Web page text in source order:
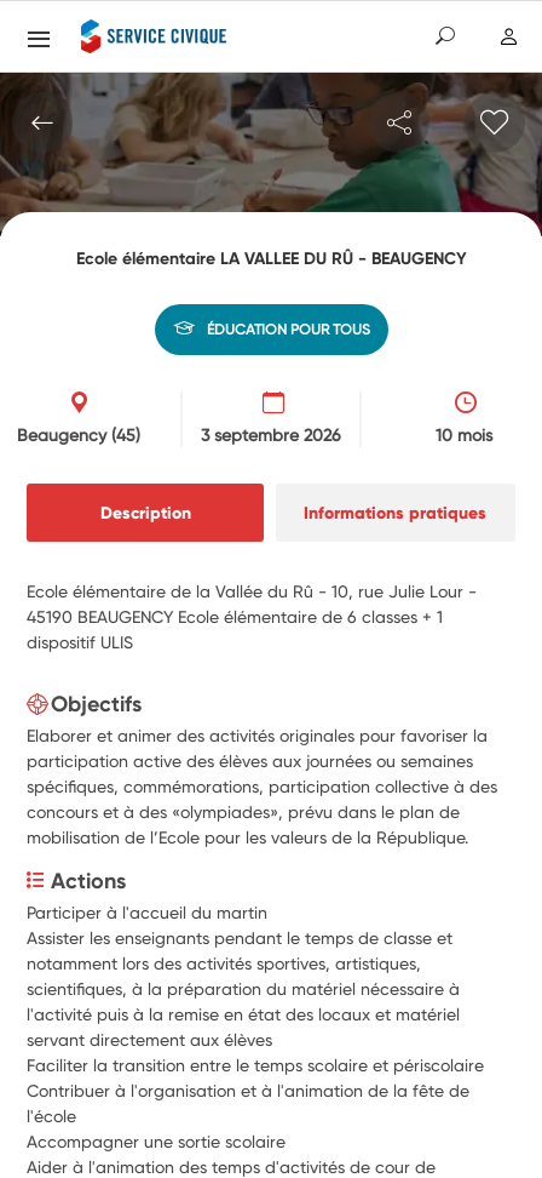
Ecole élémentaire LA VALLEE DU RÛ - BEAUGENCY
ÉDUCATION POUR TOUS
Beaugency(45) 3 septembre 2026 10 mois
Description Informations pratiques
Ecole élémentaire de la Vallée du Rû - 10, rue Julie Lour -
45190 BEAUGENCY Ecole élémentaire de 6 classes + 1
dispositif ULIS
Objectifs
Elaborer et animer des activités originales pour favoriser la
participation active des élèves aux journées ou semaines
spécifiques, commémorations, participation collective à des
concours et à des «olympiades», prévu dans le plan de
mobilisation de l’Ecole pour les valeurs de la République.
Actions
Participer à l'accueil du martin
Assister les enseignants pendant le temps de classe et
notamment lors des activités sportives, artistiques,
scientifiques, à la préparation du matériel nécessaire à
l'activité puis à la remise en état des locaux et matériel
servant directement aux élèves
Faciliter la transition entre le temps scolaire et périscolaire
Contribuer à l'organisation et à l'animation de la fête de
l'école
Accompagner une sortie scolaire
Aider à l'animation des temps d'activités de cour de